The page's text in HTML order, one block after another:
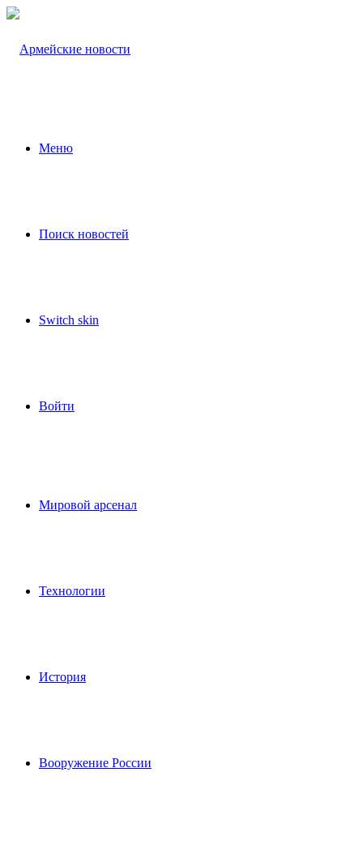
Меню
Поиск новостей
Switch skin
Войти
Мировой арсенал
Технологии
История
Вооружение России